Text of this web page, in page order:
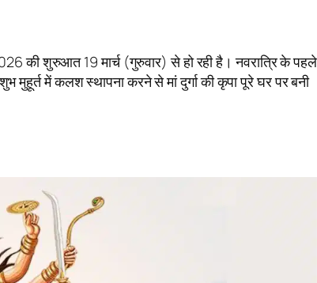
शुरुआत 19 मार्च (गुरुवार) से हो रही है। नवरात्रि के पहले
में कलश स्थापना करने से मां दुर्गा की कृपा पूरे घर पर बनी